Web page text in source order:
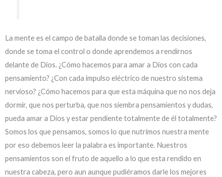
La mente es el campo de batalla donde se toman las decisiones,
donde se toma el control o donde aprendemos a rendirnos
delante de Dios. ¿Cómo hacemos para amar a Dios con cada
pensamiento? ¿Con cada impulso eléctrico de nuestro sistema
nervioso? ¿Cómo hacemos para que esta máquina que no nos deja
dormir, que nos perturba, que nos siembra pensamientos y dudas,
pueda amar a Dios y estar pendiente totalmente de él totalmente?
Somos los que pensamos, somos lo que nutrimos nuestra mente
por eso debemos leer la palabra es importante. Nuestros
pensamientos son el fruto de aquello a lo que esta rendido en
nuestra cabeza, pero aun aunque pudiéramos darle los mejores